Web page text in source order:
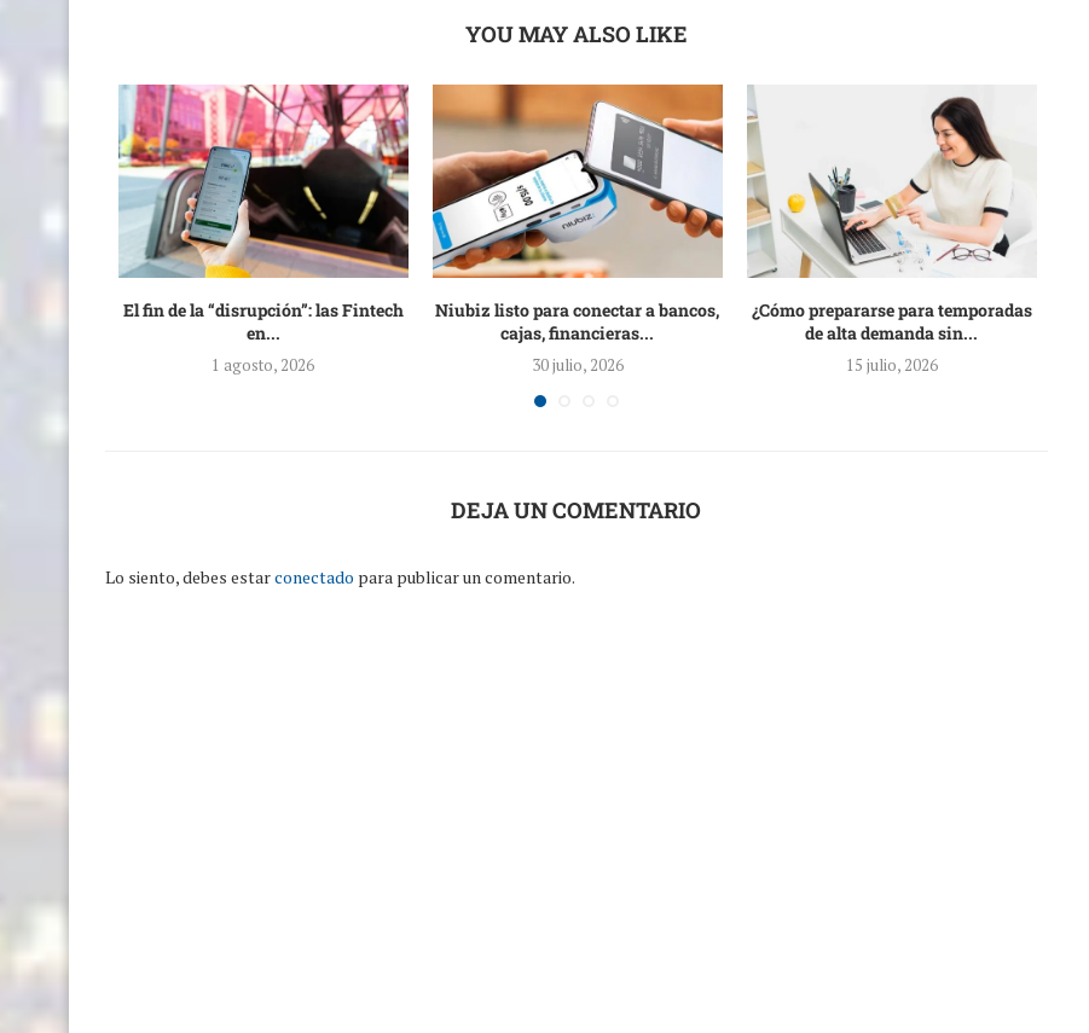
YOU MAY ALSO LIKE
El fin de la “disrupción”: las Fintech
en...
1 agosto, 2026
Niubiz listo para conectar a bancos,
cajas, financieras...
30 julio, 2026
¿Cómo prepararse para temporadas
de alta demanda sin...
15 julio, 2026
DEJA UN COMENTARIO
Lo siento, debes estarconectado para publicar un comentario.